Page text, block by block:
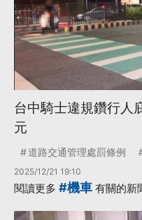
台中騎士違規鑽行人
元
道路交通管理處罰條例
2025/12/21 19:10
閱讀更多 #機車 有關的新